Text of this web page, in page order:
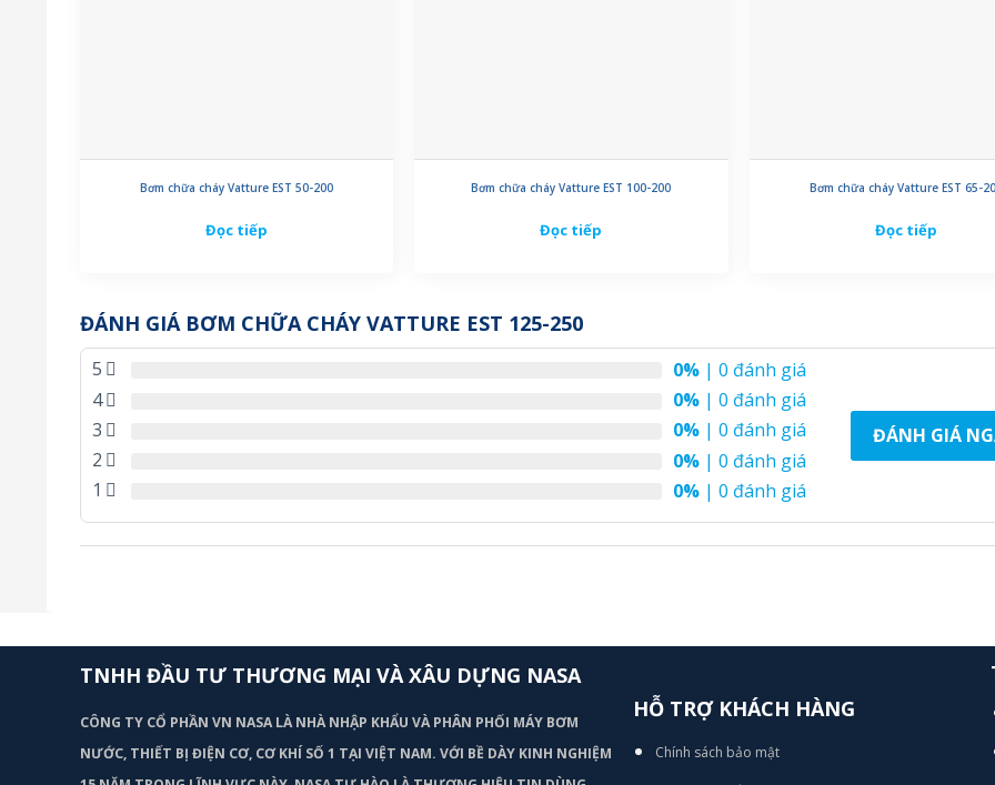
Bơm chữa cháy Vatture EST 50-200
Đọc tiếp
Bơm chữa cháy Vatture EST 100-200
Đọc tiếp
Bơm chữa cháy Vatture EST 65-
Đọc tiếp
ĐÁNH GIÁ BƠM CHỮA CHÁY VATTURE EST 125-250
5 0% | 0 đánh giá
4
0% | 0 đánh giá
3
0% | 0 đánh giá
2
0% | 0 đánh giá
1
0% | 0 đánh giá
ĐÁNH GIÁ
TNHH ĐẦU TƯ THƯƠNG MẠI VÀ XÂU DỰNG NASA
CÔNG TY CỔ PHẦN VN NASA LÀ NHÀ NHẬP KHẨU VÀ PHÂN PHỐI MÁY BƠM
NƯỚC, THIẾT BỊ ĐIỆN CƠ, CƠ KHÍ SỐ 1 TẠI VIỆT NAM. VỚI BỀ DÀY KINH NGHIỆM
HỖ TRỢ KHÁCH HÀNG
Chính sách bảo mật